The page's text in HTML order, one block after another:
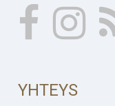
YHTEYS